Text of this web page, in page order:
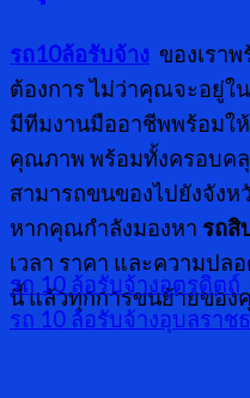
รถ10ล้อรับจ้าง ของเรา
ต้องการ ไม่ว่าคุณจะอยู่ใ
มีทีมงานมืออาชีพพร้อมใ
คุณภาพ พร้อมทั้งครอบคลุ
สามารถขนของไปยังจังห
หากคุณกำลังมองหา รถสิ
เวลา ราคา และความปล
นี้ แล้วทุกการขนย้ายของ
รถ 10 ล้อรับจ้างอุตรดิตถ์
รถ 10 ล้อรับจ้างอุบลราช